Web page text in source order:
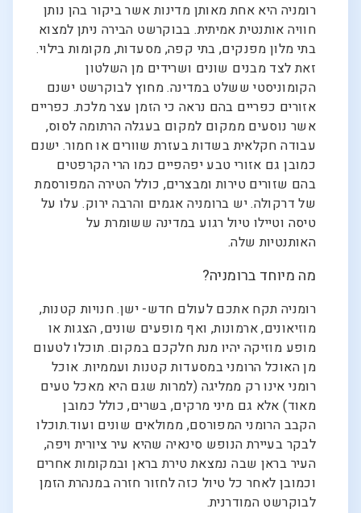
רומניה היא אחת מאותן מדינות אשר ביקור בהן נותן
חוויה אותנטית אמיתית. בבוקרשט הבירה ניתן למצוא
בתי מלון מפנקים, בתי קפה, מסעדות, מקומות בילוי.
זאת לצד מבנים שונים ושרידים מן השלטון
הקומוניסטי ששלט במדינה. מחוץ לבוקרשט ישנם
אזורים כפריים בהם נראה כי הזמן עצר מלכת. כפריים
אשר נוסעים ממקום למקום בעגלה הרתומה לסוס,
עבודה חקלאית בשדות בעזרת שוורים או חמור. ישנם
כמובן גם אזורי טבע יפהפיים כמו הרי הקרפטים
בהם שזורים טירות ומבצרים, כולל הטירה המפורסמת
של דרקולה. יש ברומניה אגמים והרבה ירוק. עלו על
טיסה וטיילו טיול רגוע במדינה ששומרת על
האותנטיות שלה.
מה מיוחד ברומניה?
רומניה תקח אתכם לעולם חדש- ישן. חנויות קטנות,
מוזיאונים, ארמונות, ואף מופעים שונים, הצגות או
מופע מוזיקה יהיו מנת חלקכם במקום. תוכלו לטעום
מן האוכל הרומני במסעדות קטנות ועממיות. אוכל
רומני אינו רק ממליגה (למרות שגם היא מאכל טעים
מאוד) אלא גם מיני מרקים, בשרים, כולל כמובן
הקבב הרומני המפורסם, ממולאים שונים ועוד.תוכלו
לבקר בעיירת הנופש סינאיה שהיא עיר ציורית ויפה,
העיר בראן שבה נמצאת טירת בראן ובמקומות אחרים
וכמובן לאחר כל טיול כזה לחזור חזרה במנהרת הזמן
לבוקרשט המודרנית.